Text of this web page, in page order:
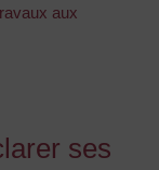
aux
ses